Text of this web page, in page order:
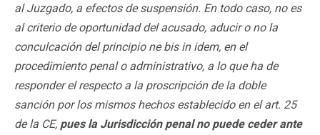
al Juzgado, a efectos de suspensión. En todo caso, no es
al criterio de oportunidad del acusado, aducir o no la
conculcación del principio ne bis in idem, en el
procedimiento penal o administrativo, a lo que ha de
responder el respecto a la proscripción de la doble
sanción por los mismos hechos establecido en el art. 25
de la CE, pues la Jurisdicción penal no puede ceder ante